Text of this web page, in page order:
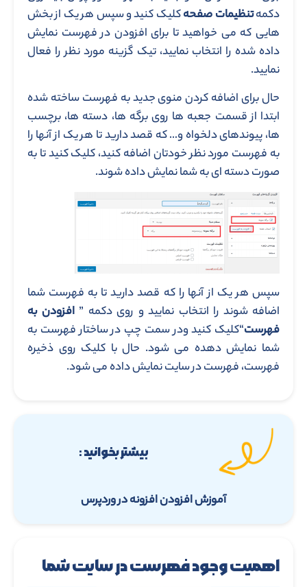
دکمهتنظیمات صفحهکلیک کنید و سپس هر یک از بخش‌
هایی که می خواهید تا برای افزودن در فهرست نمایش
داده شده را انتخاب نمایید، تیک گزینه مورد نظر را فعال
نمایید.
حال برای اضافه کردن منوی جدید به فهرست ساخته شده
ابتدا از قسمت جعبه ‌ها روی برگه‌ ها، دسته ‌ها، برچسب
‌ها، پیوندهای دلخواه و… که قصد دارید تا هر یک از آنها را
به فهرست مورد نظر خودتان اضافه کنید، کلیک کنید تا به
صورت دسته‌ ای به شما نمایش داده شوند.
سپس هر یک از آنها را که قصد دارید تا به فهرست شما
اضافه شوند را انتخاب نمایید و روی دکمه ”افزودن به
فهرست“کلیک کنید ودر سمت چپ در ساختار فهرست به
شما نمایش دهده می شود. حال با کلیک روی ذخیره
فهرست، فهرست در سایت نمایش داده می شود.
بیشتر بخوانید :
آموزش افزودن افزونه در وردپرس
اهمیت وجود فهرست در سایت شما